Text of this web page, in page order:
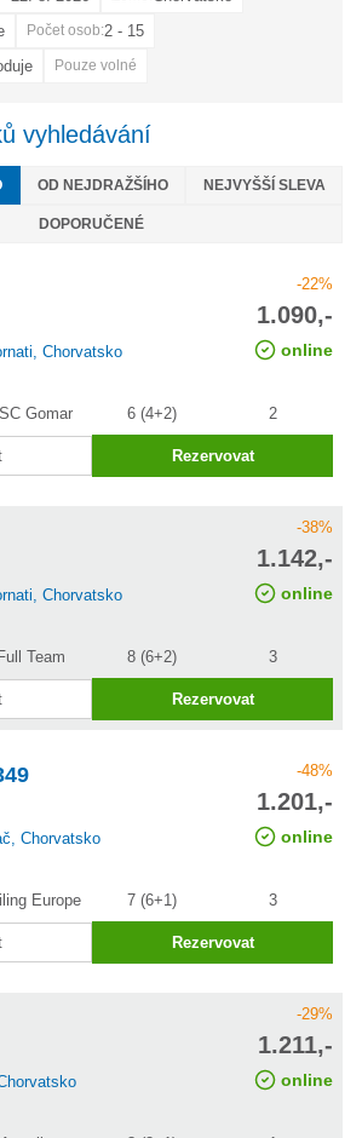
Počet osob:2 - 15
Pouze volné
vyhledávání
OD NEJDRAŽŠÍHO NEJVYŠŠÍ SLEVA
DOPORUČENÉ
Chorvatsko
Gomar 6 (4+2) 2
cena po
slevě
-22%
1.090,-
online
Rezervovat
Chorvatsko
Full Team 8 (6+2) 3
cena po
slevě
-38%
1.142,-
online
Rezervovat
Chorvatsko
Europe 7 (6+1) 3
cena po
slevě
-48%
1.201,-
online
Rezervovat
cena po
slevě
-29%
1.211,-
online